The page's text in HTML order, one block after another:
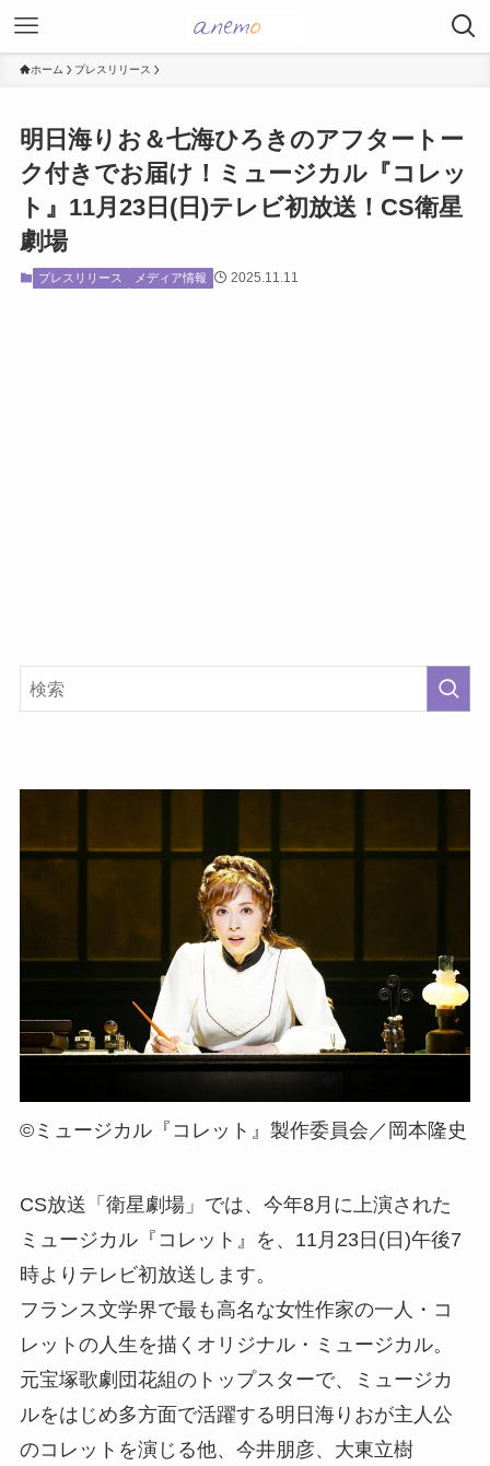
ホーム プレスリリース
明日海りお＆七海ひろきのアフタートー
ク付きでお届け！ミュージカル『コレッ
ト』11月23日(日)テレビ初放送！CS衛星
劇場
プレスリリース メディア情報 2025.11.11
©ミュージカル『コレット』製作委員会／岡本隆史
CS放送「衛星劇場」では、今年8月に上演された
ミュージカル『コレット』を、11月23日(日)午後7
時よりテレビ初放送します。
フランス文学界で最も高名な女性作家の一人・コ
レットの人生を描くオリジナル・ミュージカル。
元宝塚歌劇団花組のトップスターで、ミュージカ
ルをはじめ多方面で活躍する明日海りおが主人公
のコレットを演じる他、今井朋彦、大東立樹